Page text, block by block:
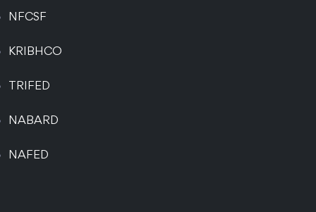
NFCSF
KRIBHCO
TRIFED
NABARD
NAFED